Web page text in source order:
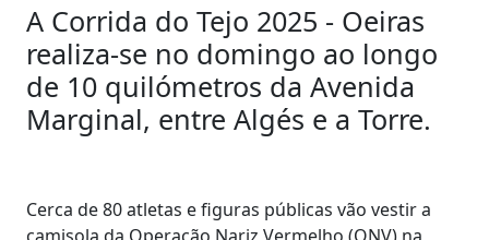
A Corrida do Tejo 2025 - Oeiras
realiza-se no domingo ao longo
de 10 quilómetros da Avenida
Marginal, entre Algés e a Torre.
Cerca de 80 atletas e figuras públicas vão vestir a